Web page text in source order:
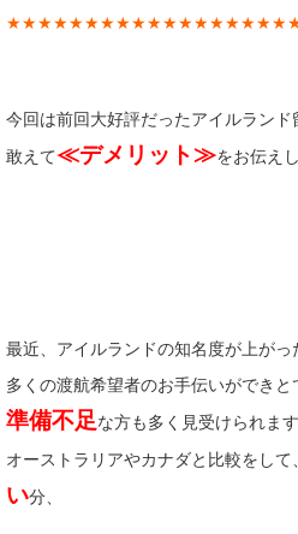
今回は前回大好評だったアイルランド
敢えて≪デメリット≫をお伝え
最近、アイルランドの知名度が上がっ
多くの渡航希望者のお手伝いができと
準備不足な方も多く見受けられま
オーストラリアやカナダと比較をして、
い分、